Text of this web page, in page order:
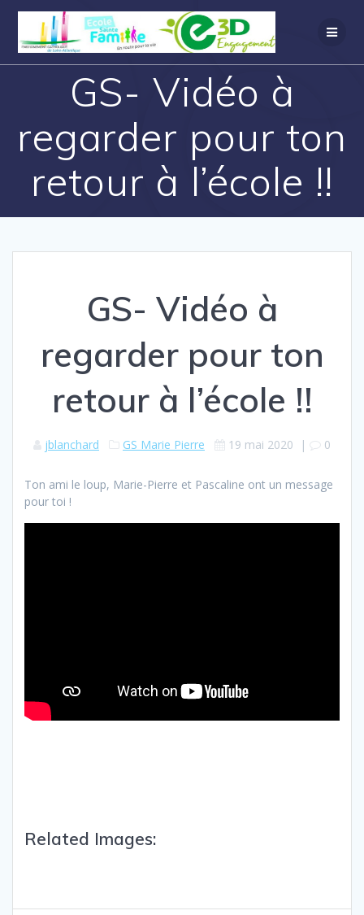
GS- Vidéo à
regarder pour ton
retour à l’école !!
GS- Vidéo à
regarder pour ton
retour à l’école !!
jblanchard GS Marie Pierre 19 mai 2020 | 0
Ton ami le loup, Marie-Pierre et Pascaline ont un message
pour toi !
Related Images: